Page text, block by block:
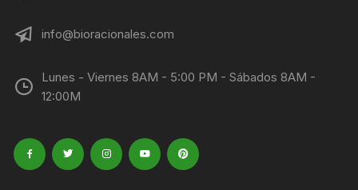
info@bioracionales.com
Lunes - Viernes 8AM - 5:00 PM - Sábados 8AM -
12:00M